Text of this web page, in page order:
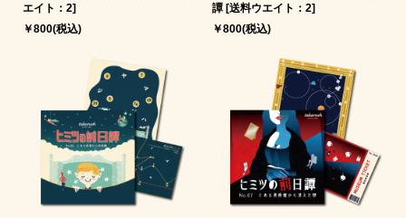
エイト：2]
￥800(税込)
譚 [送料ウエイト：2]
￥800(税込)